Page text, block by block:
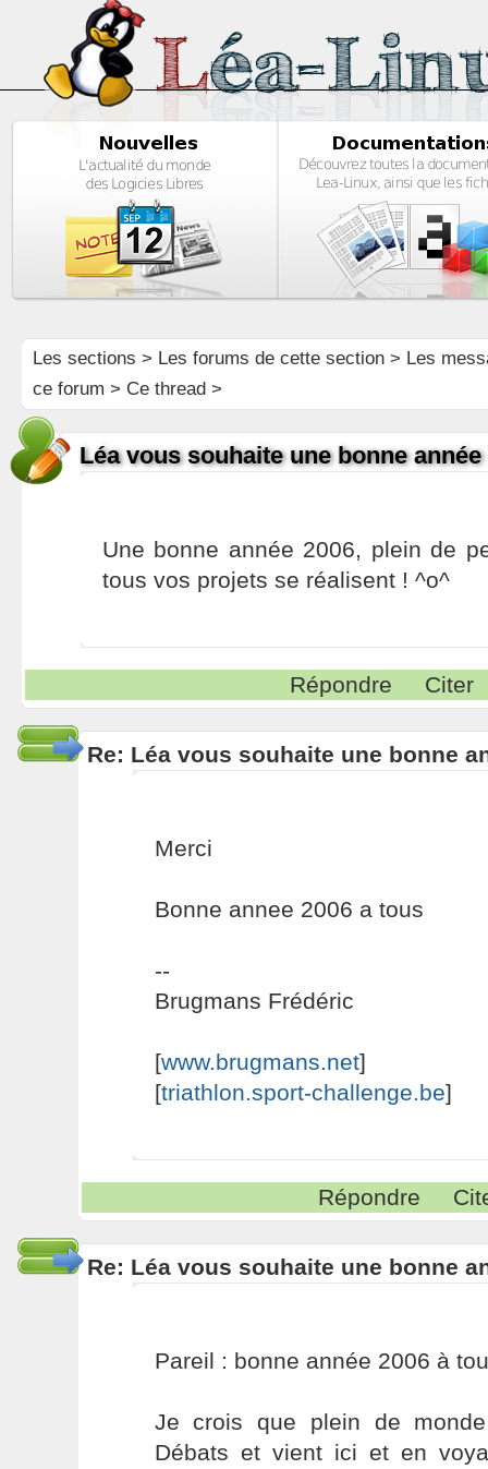
Les sections > Les forums de cette section> Les
ce forum > Ce thread >
Léa vous souhaite une bonne année
Une bonne année 2006, plein de
tous vos projets se réalisent ! ^o^
Répondre Citer
Re: Léa vous souhaite une bonne
Merci
Bonne annee 2006 a tous
--
Brugmans Frédéric
[www.brugmans.net]
[triathlon.sport-challenge.be]
Répondre
Re: Léa vous souhaite une bonne
Pareil : bonne année 2006 à
Je crois que plein de
Débats et vient ici et en